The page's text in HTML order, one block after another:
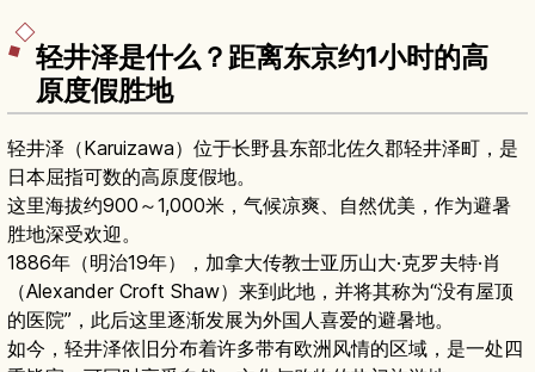
轻井泽是什么？距离东京约1小时的高
原度假胜地
轻井泽（Karuizawa）位于长野县东部北佐久郡轻井泽町，是
日本屈指可数的高原度假地。
这里海拔约900～1,000米，气候凉爽、自然优美，作为避暑
胜地深受欢迎。
1886年（明治19年），加拿大传教士亚历山大·克罗夫特·肖
（Alexander Croft Shaw）来到此地，并将其称为“没有屋顶
的医院”，此后这里逐渐发展为外国人喜爱的避暑地。
如今，轻井泽依旧分布着许多带有欧洲风情的区域，是一处四